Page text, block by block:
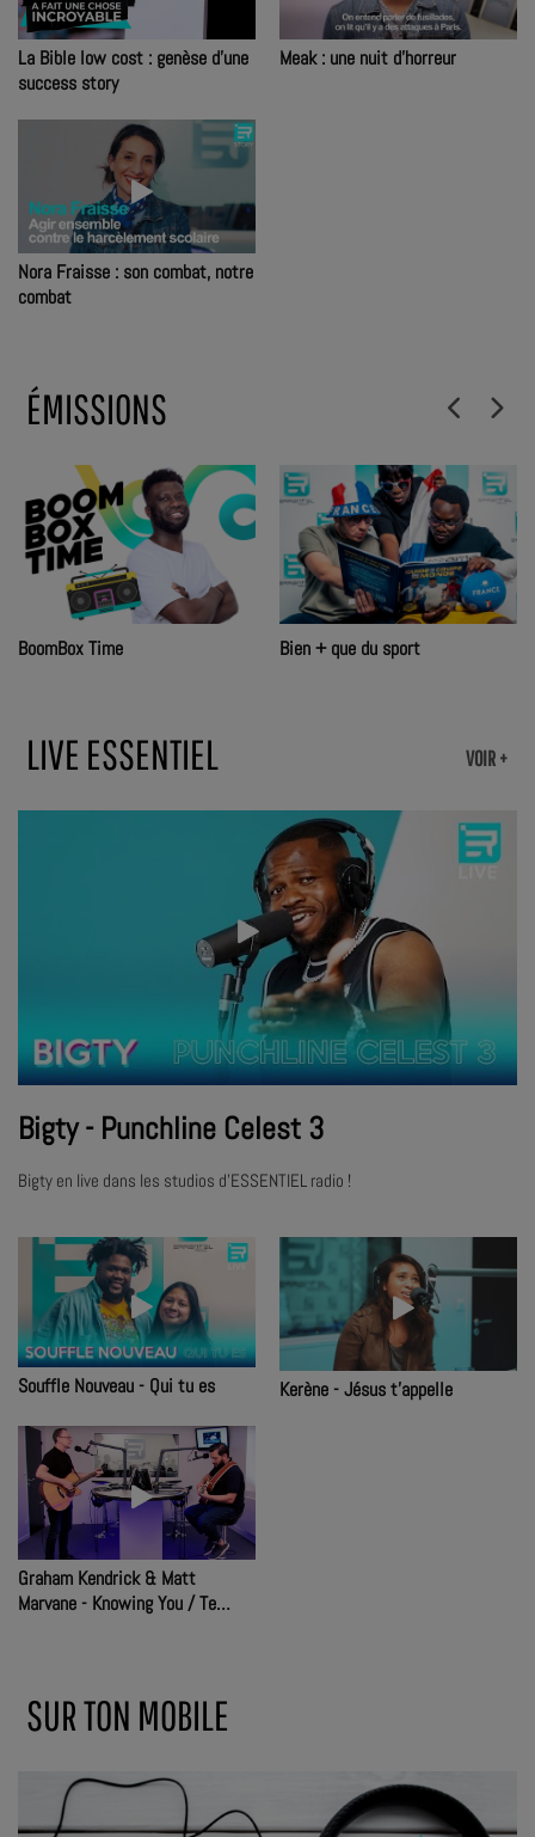
La Bible low cost : genèse d'une
success story
Meak : une nuit d'horreur
Nora Fraisse : son combat, notre
combat
ÉMISSIONS
BoomBox Time Bien + que du sport
VOIR +
LIVE ESSENTIEL
Bigty - Punchline Celest 3
Bigty en live dans les studios d'ESSENTIEL radio !
Souffle Nouveau - Qui tu es Kerène - Jésus t'appelle
Graham Kendrick & Matt
Marvane - Knowing You / Te
SUR TON MOBILE